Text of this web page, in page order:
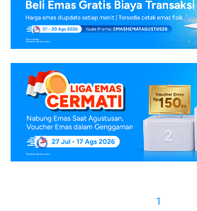
1